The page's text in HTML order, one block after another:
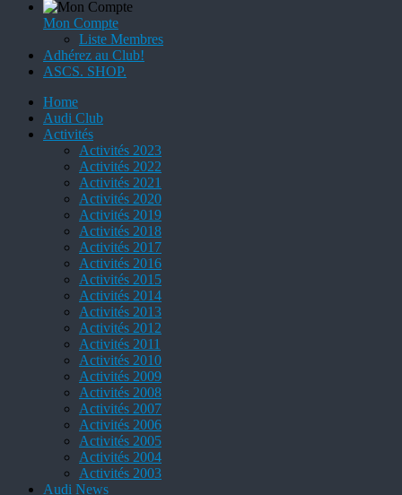
Mon Compte
Liste Membres
Adhérez au Club!
ASCS. SHOP.
Home
Audi Club
Activités
Activités 2023
Activités 2022
Activités 2021
Activités 2020
Activités 2019
Activités 2018
Activités 2017
Activités 2016
Activités 2015
Activités 2014
Activités 2013
Activités 2012
Activités 2011
Activités 2010
Activités 2009
Activités 2008
Activités 2007
Activités 2006
Activités 2005
Activités 2004
Activités 2003
Audi News